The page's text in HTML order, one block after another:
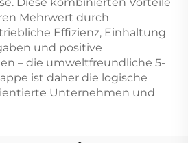
Mehrwert durch
Effizienz, Einhaltung
und positive
– die umweltfreundliche 5-
ist daher die logische
Unternehmen und